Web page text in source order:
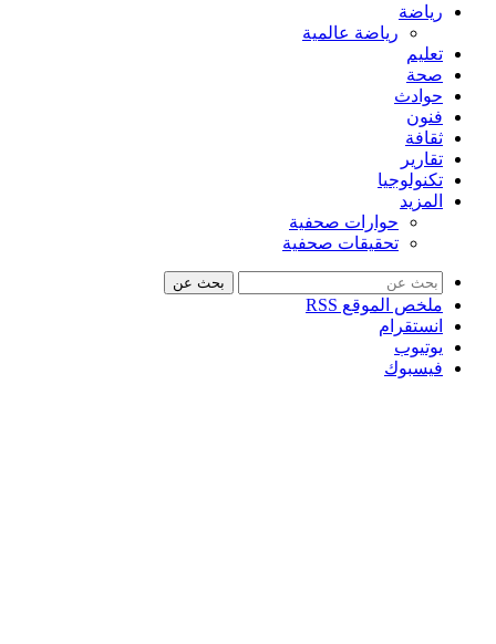
رياضة
رياضة عالمية
تعليم
صحة
حوادث
فنون
ثقافة
تقارير
تكنولوجيا
المزيد
حوارات صحفية
تحقيقات صحفية
بحث عن
ملخص الموقع RSS
انستقرام
يوتيوب
فيسبوك